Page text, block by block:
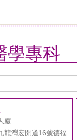
學專科
廈
龍灣宏開道16號德福